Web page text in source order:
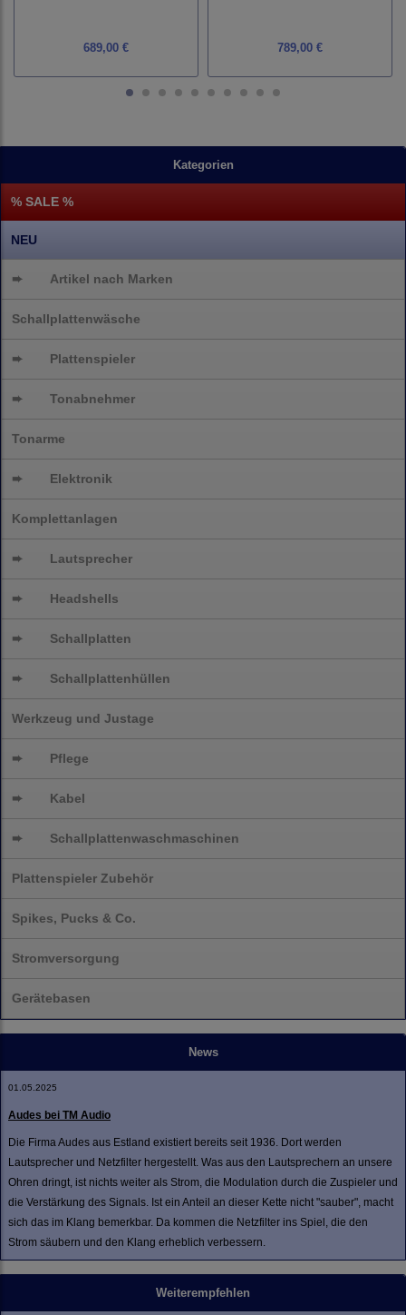
Kategorien
% SALE %
NEU
➨ Artikel nach Marken
Schallplattenwäsche
➨ Plattenspieler
➨ Tonabnehmer
Tonarme
➨ Elektronik
Komplettanlagen
➨ Lautsprecher
➨ Headshells
➨ Schallplatten
➨ Schallplattenhüllen
Werkzeug und Justage
➨ Pflege
➨ Kabel
➨ Schallplattenwaschmaschinen
Plattenspieler Zubehör
Spikes, Pucks & Co.
Stromversorgung
Gerätebasen
News
01.05.2025
Audes bei TM Audio
Die Firma Audes aus Estland existiert bereits seit 1936. Dort werden
Lautsprecher und Netzfilter hergestellt. Was aus den Lautsprechern an unsere
Ohren dringt, ist nichts weiter als Strom, die Modulation durch die Zuspieler und
die Verstärkung des Signals. Ist ein Anteil an dieser Kette nicht "sauber", macht
sich das im Klang bemerkbar. Da kommen die Netzfilter ins Spiel, die den
Strom säubern und den Klang erheblich verbessern.
Weiterempfehlen
689,00 € 789,00 €